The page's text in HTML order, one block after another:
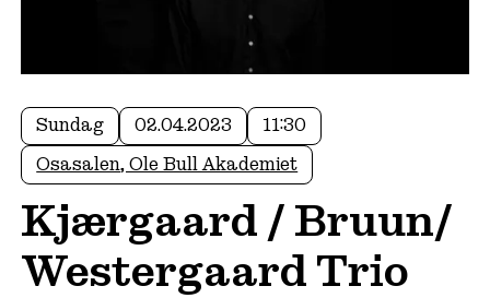
Sundag 02.04.2023
11:30
Osasalen, Ole Bull Akademiet
Kjærgaard / Bruun/
Westergaard Trio